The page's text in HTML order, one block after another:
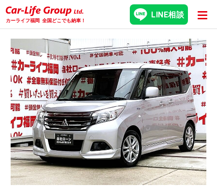
カーライフ福岡 全国どこでも納車！
LINE相談